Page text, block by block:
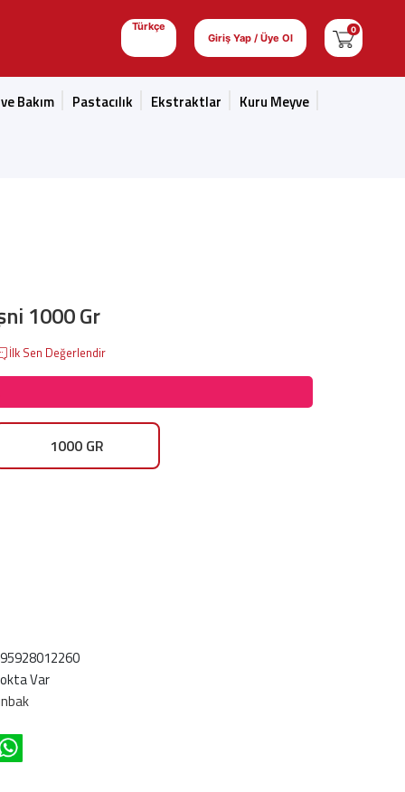
Türkçe
Giriş Yap / Üye Ol
0
Bakım Pastacılık Ekstraktlar Kuru Meyve
1000 Gr
İlk Sen Değerlendir
1000 GR
Var